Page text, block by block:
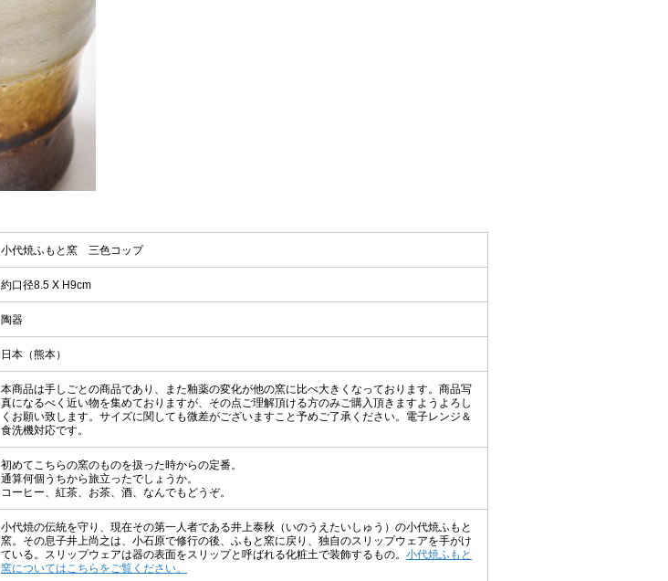
小代焼ふもと窯 三色コップ
約口径8.5 X H9cm
陶器
日本（熊本）
本商品は手しごとの商品であり、また釉薬の変化が他の窯に比べ大きくなっております。商品写
真になるべく近い物を集めておりますが、その点ご理解頂ける方のみご購入頂きますようよろし
くお願い致します。サイズに関しても微差がございますこと予めご了承ください。電子レンジ＆
食洗機対応です。
初めてこちらの窯のものを扱った時からの定番。
通算何個うちから旅立ったでしょうか。
コーヒー、紅茶、お茶、酒、なんでもどうぞ。
小代焼の伝統を守り、現在その第一人者である井上泰秋（いのうえたいしゅう）の小代焼ふもと
窯。その息子井上尚之は、小石原で修行の後、ふもと窯に戻り、独自のスリップウェアを手がけ
ている。スリップウェアは器の表面をスリップと呼ばれる化粧土で装飾するもの。 小代焼ふもと
窯についてはこちらをご覧ください。